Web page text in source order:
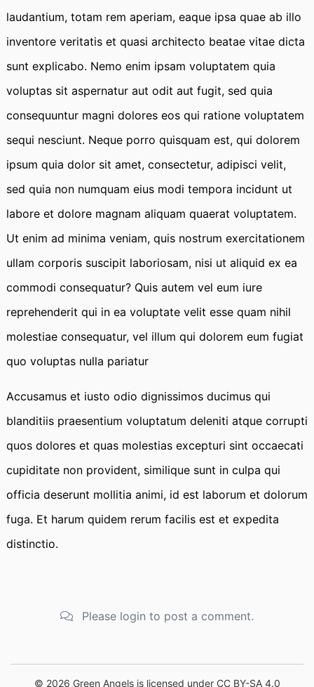
laudantium, totam rem aperiam, eaque ipsa quae ab illo
inventore veritatis et quasi architecto beatae vitae dicta
sunt explicabo. Nemo enim ipsam voluptatem quia
voluptas sit aspernatur aut odit aut fugit, sed quia
consequuntur magni dolores eos qui ratione voluptatem
sequi nesciunt. Neque porro quisquam est, qui dolorem
ipsum quia dolor sit amet, consectetur, adipisci velit,
sed quia non numquam eius modi tempora incidunt ut
labore et dolore magnam aliquam quaerat voluptatem.
Ut enim ad minima veniam, quis nostrum exercitationem
ullam corporis suscipit laboriosam, nisi ut aliquid ex ea
commodi consequatur? Quis autem vel eum iure
reprehenderit qui in ea voluptate velit esse quam nihil
molestiae consequatur, vel illum qui dolorem eum fugiat
quo voluptas nulla pariatur
Accusamus et iusto odio dignissimos ducimus qui
blanditiis praesentium voluptatum deleniti atque corrupti
quos dolores et quas molestias excepturi sint occaecati
cupiditate non provident, similique sunt in culpa qui
officia deserunt mollitia animi, id est laborum et dolorum
fuga. Et harum quidem rerum facilis est et expedita
distinctio.
Please login to post a comment.
© 2026 Green Angels is licensed under CC BY-SA 4.0